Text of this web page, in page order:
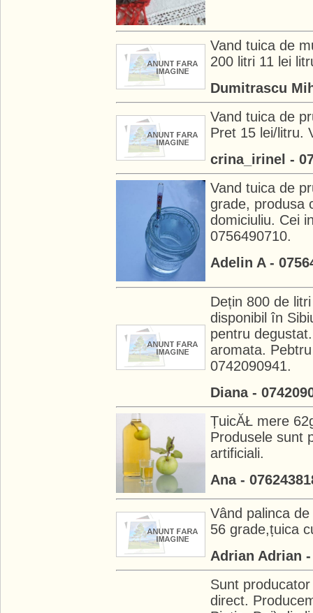
Vand tuica de
200 litri 11 lei
Dumitrascu
Vand tuica de
Pret 15 lei/litru.
crina_irinel -
Vand tuica de
grade, produsa
domiciuliu. Cei
0756490710.
Adelin A -
Dețin 800 de
disponibil în
pentru
aromata.
0742090941.
Diana -
ȚuicĂŁ mere
Produsele sunt
artificiali.
Ana -
Vând palinca
56 grade,țuica
Adrian Adrian -
Sunt
direct.